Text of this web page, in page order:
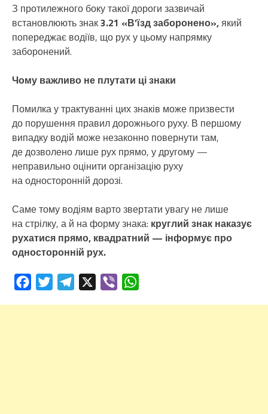
З протилежного боку такої дороги зазвичай
встановлюють знак3.21 «В’їзд заборонено»,який
попереджає водіїв, що рух у цьому напрямку
заборонений.
Чому важливо не плутати ці знаки
Помилка у трактуванні цих знаків може призвести
до порушення правил дорожнього руху. В першому
випадку водій може незаконно повернути там,
де дозволено лише рух прямо, у другому —
неправильно оцінити організацію руху
на односторонній дорозі.
Саме тому водіям варто звертати увагу не лише
на стрілку, а й на форму знака: круглий знак наказує
рухатися прямо, квадратний — інформує про
односторонній рух.
FacebookTwitterTelegram Viber